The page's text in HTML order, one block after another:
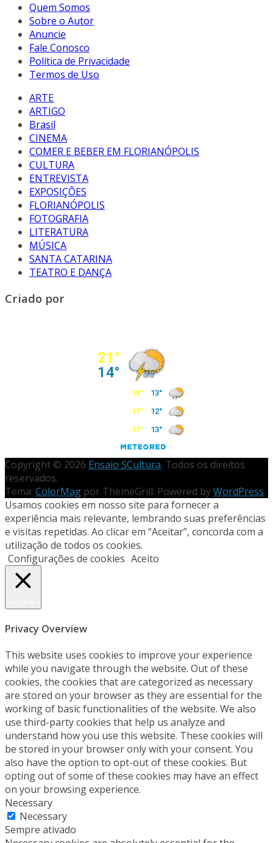
Quem Somos
Sobre o Autor
Anuncie
Fale Conosco
Política de Privacidade
Termos de Uso
ARTE
ARTIGO
Brasil
CINEMA
COMER E BEBER EM FLORIANÓPOLIS
CULTURA
ENTREVISTA
EXPOSIÇÕES
FLORIANÓPOLIS
FOTOGRAFIA
LITERATURA
MÚSICA
SANTA CATARINA
TEATRO E DANÇA
Criado por
Copyright © 2026 Ensaio SCultura. Todos os direitos
reservados.
Tema: ColorMag por ThemeGrill. Powered byWordPress.
Usamos cookies em nosso site para fornecer a
experiência mais relevante, lembrando suas preferências
e visitas repetidas. Ao clicar em “Aceitar”, concorda com a
utilização de todos os cookies.
Configurações de cookies Aceito
Privacy Overview
This website uses cookies to improve your experience
while you navigate through the website. Out of these
cookies, the cookies that are categorized as necessary
are stored on your browser as they are essential for the
working of basic functionalities of the website. We also
use third-party cookies that help us analyze and
understand how you use this website. These cookies will
be stored in your browser only with your consent. You
also have the option to opt-out of these cookies. But
opting out of some of these cookies may have an effect
on your browsing experience.
Necessary
Necessary
Sempre ativado